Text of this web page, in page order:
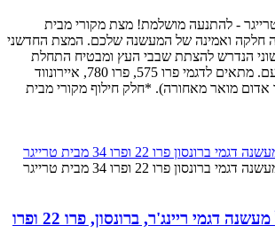
מצת מקורי מבית
חלקה ואמינה של המעשנה שלכם. המצת החדשני
הנדרש להצתת שבבי העץ ומבטיח התחלת
מתאים לדגמי פרו 575, פרו 780, איירונווד
אדום מואר מאחורה). *חלק חילוף מקורי מבית
מצת W200 לגריל מעשנה דגמי ריינג'ר, ברונסון, פרו 22 ופרו